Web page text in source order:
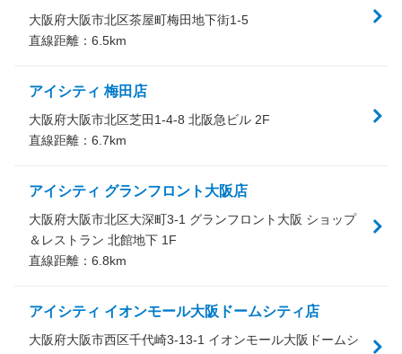
大阪府大阪市北区茶屋町梅田地下街1-5
直線距離： 6.5km
アイシティ 梅田店
大阪府大阪市北区芝田1-4-8 北阪急ビル 2F
直線距離： 6.7km
アイシティ グランフロント大阪店
大阪府大阪市北区大深町3-1 グランフロント大阪 ショップ
＆レストラン 北館地下 1F
直線距離： 6.8km
アイシティ イオンモール大阪ドームシティ店
大阪府大阪市西区千代崎3-13-1 イオンモール大阪ドームシ